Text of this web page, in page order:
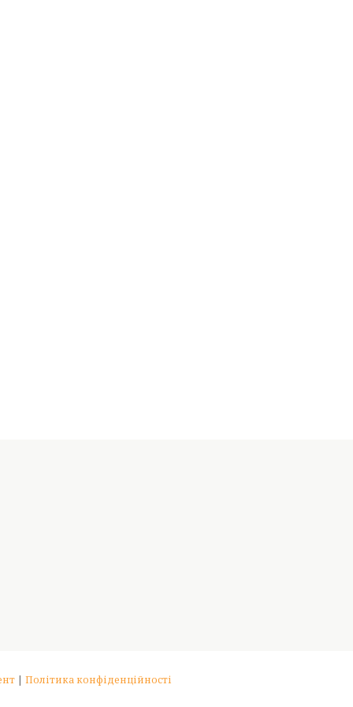
| Політика конфіденційності